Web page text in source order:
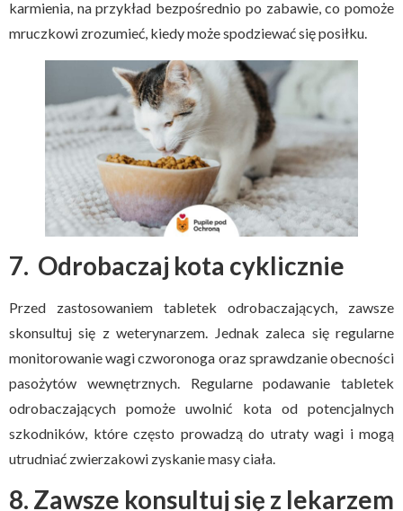
karmienia, na przykład bezpośrednio po zabawie, co pomoże
mruczkowi zrozumieć, kiedy może spodziewać się posiłku.
7. Odrobaczaj kota cyklicznie
Przed zastosowaniem tabletek odrobaczających, zawsze
skonsultuj się z weterynarzem. Jednak zaleca się regularne
monitorowanie wagi czworonoga oraz sprawdzanie obecności
pasożytów wewnętrznych. Regularne podawanie tabletek
odrobaczających pomoże uwolnić kota od potencjalnych
szkodników, które często prowadzą do utraty wagi i mogą
utrudniać zwierzakowi zyskanie masy ciała.
8. Zawsze konsultuj się z lekarzem